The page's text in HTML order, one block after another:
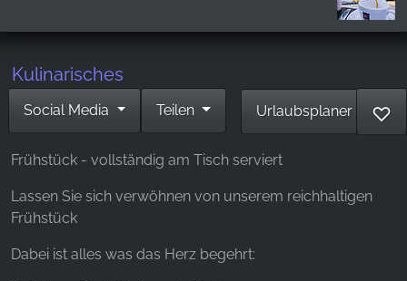
Kulinarisches
Urlaubsplaner ♡
Teilen
Social Media
Frühstück - vollständig am Tisch serviert
Lassen Sie sich verwöhnen von unserem reichhaltigen
Frühstück
Dabei ist alles was das Herz begehrt:
Funktionen und sind für die Nutzung der Website
MARKETING
Marketing Cookies werden von Drittanbietern
verwendet, um personalisierte Werbung
anzuzeigen. Sie tun dies, indem sie Besucher über
Websites hinweg verfolgen.
Facebook Pixel